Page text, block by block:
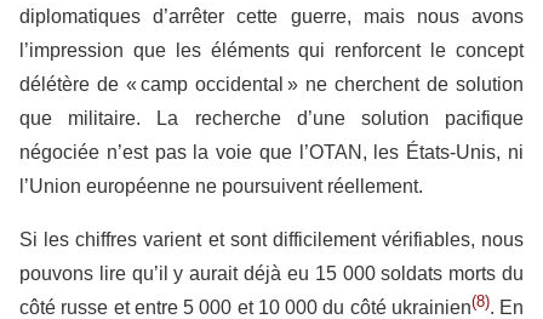
diplomatiques d’arrêter cette guerre, mais nous avons
l’impression que les éléments qui renforcent le concept
délétère de « camp occidental » ne cherchent de solution
que militaire. La recherche d’une solution pacifique
négociée n’est pas la voie que l’OTAN, les États-Unis, ni
l’Union européenne ne poursuivent réellement.
Si les chiffres varient et sont difficilement vérifiables, nous
pouvons lire qu’il y aurait déjà eu 15 000 soldats morts du
côté russe et entre 5 000 et 10 000 du côté ukrainien(8). En